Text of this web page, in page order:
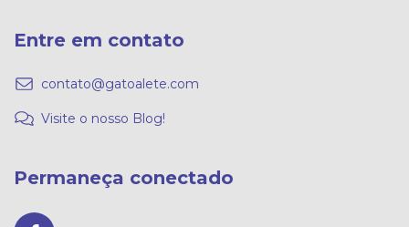
Entre em contato
contato@gatoalete.com
Visite o nosso Blog!
Permaneça conectado